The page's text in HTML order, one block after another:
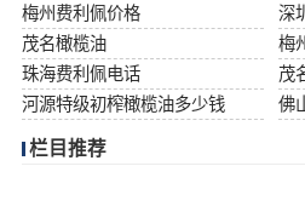
梅州费利佩价格
深
茂名橄榄油
梅
珠海费利佩电话
茂
河源特级初榨橄榄油多少钱
佛
栏目推荐